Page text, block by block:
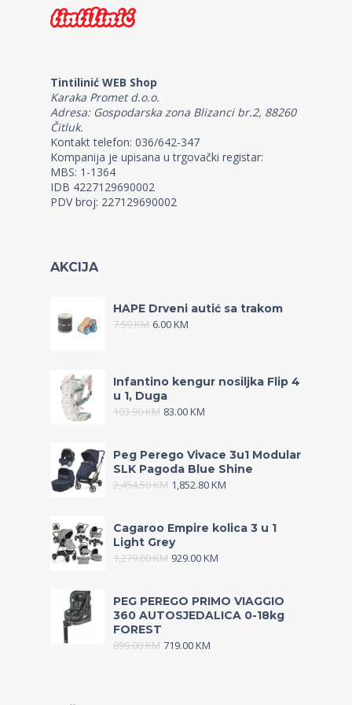
Tintilinić WEB Shop
Karaka Promet d.o.o.
Adresa: Gospodarska zona Blizanci br.2, 88260
Čitluk.
Kontakt telefon: 036/642-347
Kompanija je upisana u trgovački registar:
MBS: 1-1364
IDB 4227129690002
PDV broj: 227129690002
AKCIJA
HAPE Drveni autić sa trakom
7.50KM 6.00KM
Infantino kengur nosiljka Flip 4
u 1, Duga
103.90KM 83.00KM
Peg Perego Vivace 3u1 Modular
SLK Pagoda Blue Shine
2,454.50KM 1,852.80KM
Cagaroo Empire kolica 3 u 1
Light Grey
1,279.00KM 929.00KM
PEG PEREGO PRIMO VIAGGIO
360 AUTOSJEDALICA 0-18kg
FOREST
899.00KM 719.00KM